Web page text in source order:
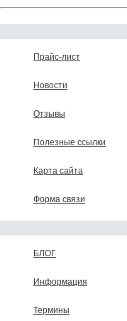
Прайс-лист
Новости
Отзывы
Полезные ссылки
Карта сайта
Форма связи
БЛОГ
Информация
Термины